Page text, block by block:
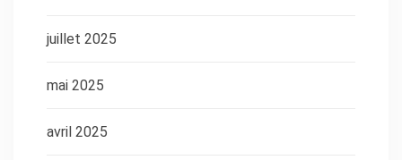
juillet 2025
mai 2025
avril 2025